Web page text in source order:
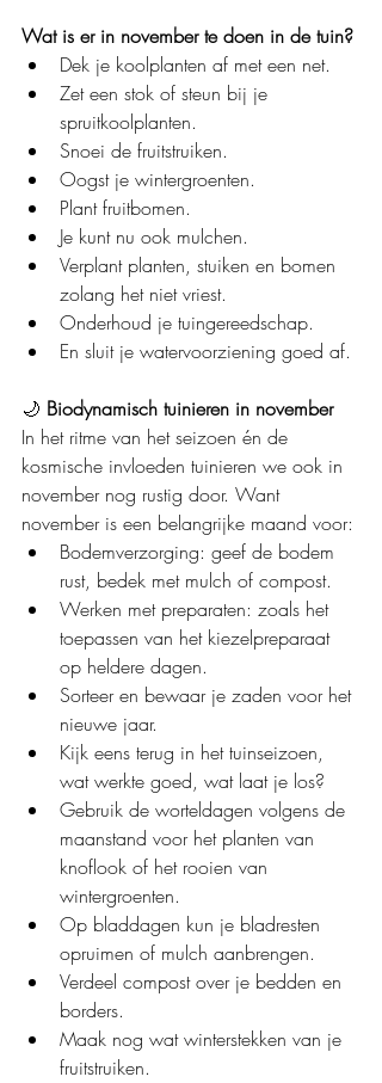
Wat is er in november te doen in de tuin?
Dek je koolplanten af met een net.
Zet een stok of steun bij je
spruitkoolplanten.
Snoei de fruitstruiken.
Oogst je wintergroenten.
Plant fruitbomen.
Je kunt nu ook mulchen.
Verplant planten, stuiken en bomen
zolang het niet vriest.
Onderhoud je tuingereedschap.
En sluit je watervoorziening goed af.
🌙 Biodynamisch tuinieren in november
In het ritme van het seizoen én de
kosmische invloeden tuinieren we ook in
november nog rustig door. Want
november is een belangrijke maand voor:
Bodemverzorging: geef de bodem
rust, bedek met mulch of compost.
Werken met preparaten: zoals het
toepassen van het kiezelpreparaat
op heldere dagen.
Sorteer en bewaar je zaden voor het
nieuwe jaar.
Kijk eens terug in het tuinseizoen,
wat werkte goed, wat laat je los?
Gebruik de worteldagen volgens de
maanstand voor het planten van
knoflook of het rooien van
wintergroenten.
Op bladdagen kun je bladresten
opruimen of mulch aanbrengen.
Verdeel compost over je bedden en
borders.
Maak nog wat winterstekken van je
fruitstruiken.